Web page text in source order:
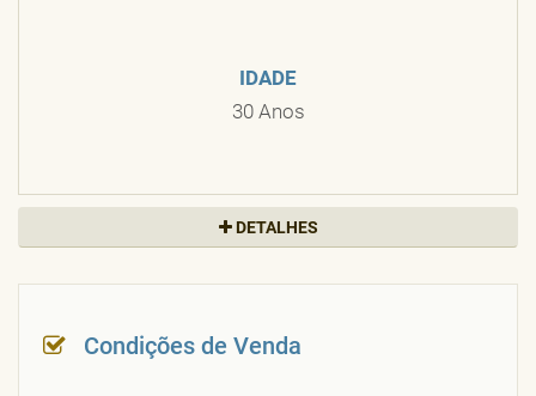
IDADE
30 Anos
POSIÇÃO NORTE
DETALHES
Condições de Venda